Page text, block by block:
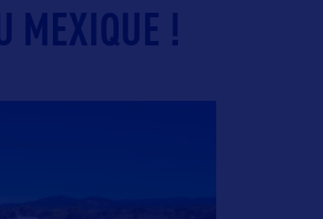
MEXIQUE !